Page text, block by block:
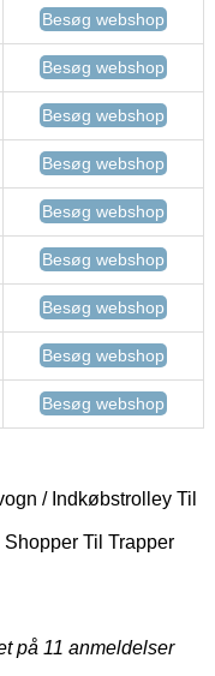
Besøg webshop
Besøg webshop
Besøg webshop
Besøg webshop
Besøg webshop
Besøg webshop
Besøg webshop
Besøg webshop
Besøg webshop
/ Indkøbstrolley Til
Til Trapper
på 11 anmeldelser